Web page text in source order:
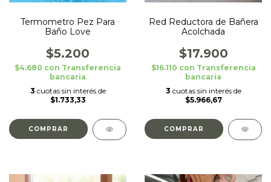
Termometro Pez Para
Baño Love
$5.200
$4.680 con Transferencia
bancaria
3 cuotas sin interés de
$1.733,33
Red Reductora de Bañera
Acolchada
$17.900
$16.110 con Transferencia
bancaria
3 cuotas sin interés de
$5.966,67
COMPRAR